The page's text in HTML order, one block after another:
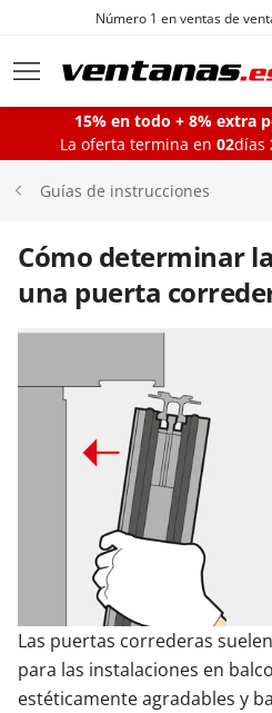
Ir al
Número 1 en ventas de
Ventanas
Puertas de garaje
Iniciar sesión
Contacta con nosotros
15% en todo + 8% extra
La oferta termina en 02días
Guías de instrucciones
Cómo determinar
una puerta
Las puertas correderas
para las instalaciones en
estéticamente agradables y